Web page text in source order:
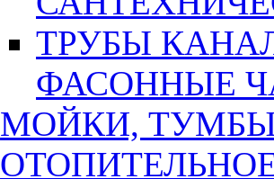
ТРУБЫ
ФАСОННЫЕ
МОЙКИ,